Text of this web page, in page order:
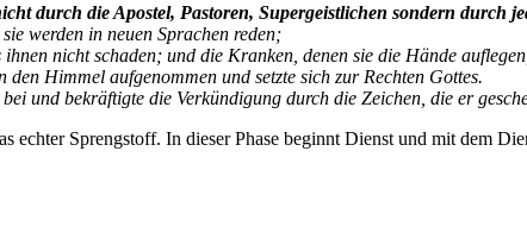
durch die Apostel, Pastoren, Supergeistlichen sondern durch
werden in neuen Sprachen reden;
nicht schaden; und die Kranken, denen sie die Hände
Himmel aufgenommen und setzte sich zur Rechten Gottes.
und bekräftigte die Verkündigung durch die Zeichen, die er
echter Sprengstoff. In dieser Phase beginnt Dienst und mit dem